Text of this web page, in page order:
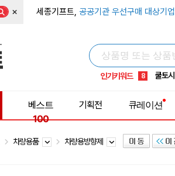
× 세종기프트, 공공기관 우선구매 대상기업
인기키워드
5 키캡
8 쿨토시
9 넥쿨러
1 선풍기
베스트
100
기획전 큐레이션
차량용품 차량용방향제